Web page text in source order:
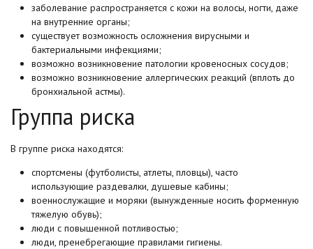
заболевание распространяется с кожи на волосы, ногти, даже
на внутренние органы;
существует возможность осложнения вирусными и
бактериальными инфекциями;
возможно возникновение патологии кровеносных сосудов;
возможно возникновение аллергических реакций (вплоть до
бронхиальной астмы).
Группа риска
В группе риска находятся:
спортсмены (футболисты, атлеты, пловцы), часто
использующие раздевалки, душевые кабины;
военнослужащие и моряки (вынужденные носить форменную
тяжелую обувь);
люди с повышенной потливостью;
люди, пренебрегающие правилами гигиены.